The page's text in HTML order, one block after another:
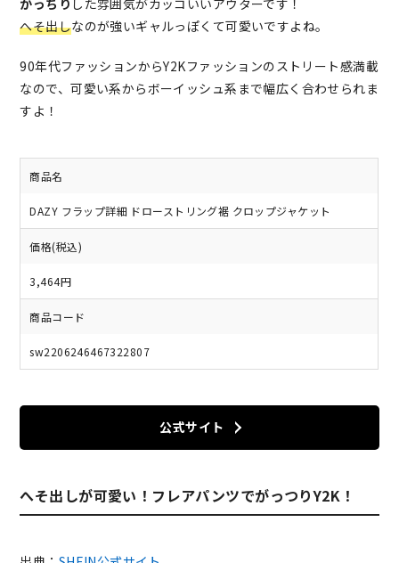
へそ出しなのが強いギャルっぽくて可愛いですよね。
90年代ファッションからY2Kファッションのストリート感満載
なので、可愛い系からボーイッシュ系まで幅広く合わせられま
すよ！
商品名
DAZY フラップ詳細 ドローストリング裾 クロップジャケット
価格(税込)
3,464円
商品コード
sw2206246467322807
公式サイト
へそ出しが可愛い！フレアパンツでがっつりY2K！